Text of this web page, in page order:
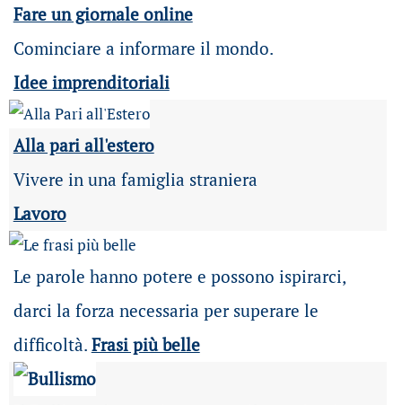
Fare un giornale online
Cominciare a informare il mondo.
Idee imprenditoriali
Alla pari all'estero
Vivere in una famiglia straniera
Lavoro
Le parole hanno potere e possono ispirarci,
darci la forza necessaria per superare le
difficoltà. Frasi più belle